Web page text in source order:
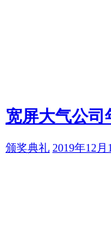
宽屏大气公司
颁奖典礼 2019年12月